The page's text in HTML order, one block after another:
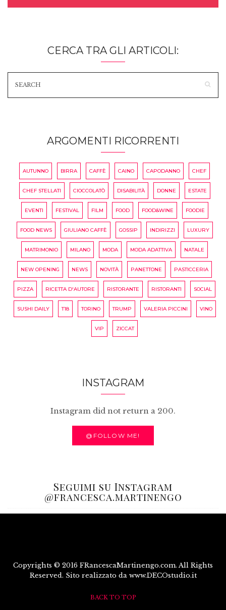
CERCA TRA GLI ARTICOLI:
ARGOMENTI RICORRENTI
AUTUNNO BIRRA CAFFÈ CAINO CAPODANNO CHEF
CHEF STELLATI CIOCCOLATÒ DISABILITÀ DONNE ESTATE
EVENTI FESTIVAL FILM FOOD FOOD&WINE FOODIE
FOOD NEWS GIULIANO CAFFÈ GOSSIP INDIRIZZI LUXURY
MATRIMONIO MILANO MODA MODA ADATTIVA NATALE
NEW OPENING NEWS NOVITÀ PANETTONE PASTICCERIA
PIZZA RICETTA D'AUTORE RISTORANTE RISTORANTI SOCIAL
SUSHI DAILY T18 TORINO TRUMP VALERIA PICCINI VINO
VIP ZICCAT
INSTAGRAM
Instagram did not return a 200.
@FOLLOW ME!
Seguimi su Instagram
@francesca.martinengo
Copyrights © 2016 FRancescaMartinengo.com. All Rights
Reserved. Sito realizzato da www.DECOstudio.it
BACK TO TOP